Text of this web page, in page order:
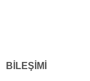
BİLEŞİMİ